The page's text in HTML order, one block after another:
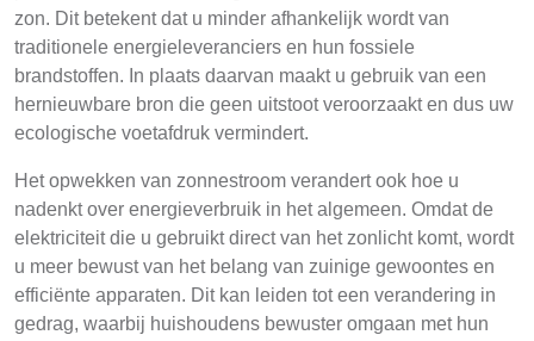
zon. Dit betekent dat u minder afhankelijk wordt van
traditionele energieleveranciers en hun fossiele
brandstoffen. In plaats daarvan maakt u gebruik van een
hernieuwbare bron die geen uitstoot veroorzaakt en dus uw
ecologische voetafdruk vermindert.
Het opwekken van zonnestroom verandert ook hoe u
nadenkt over energieverbruik in het algemeen. Omdat de
elektriciteit die u gebruikt direct van het zonlicht komt, wordt
u meer bewust van het belang van zuinige gewoontes en
efficiënte apparaten. Dit kan leiden tot een verandering in
gedrag, waarbij huishoudens bewuster omgaan met hun